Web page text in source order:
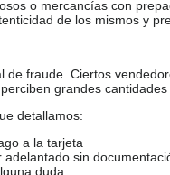
o mercancías con
de los mismos y
de fraude. Ciertos
grandes
detallamos:
a la tarjeta
adelantado sin
duda.